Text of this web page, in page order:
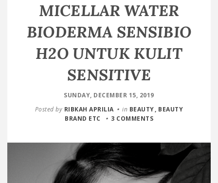
MICELLAR WATER
BIODERMA SENSIBIO
H2O UNTUK KULIT
SENSITIVE
SUNDAY, DECEMBER 15, 2019
Posted by RIBKAH APRILIA in BEAUTY BEAUTY
BRAND ETC
3 COMMENTS